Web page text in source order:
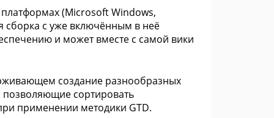
(Microsoft Windows,
сборка с уже включённым в неё
и может вместе с самой вики
создание разнообразных
позволяющие сортировать
применении методики GTD.